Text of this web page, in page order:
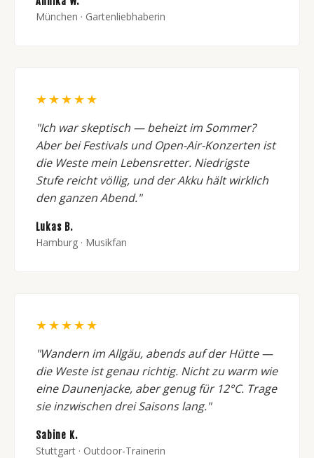
München · Gartenliebhaberin
★★★★★
"Ich war skeptisch — beheizt im Sommer?
Aber bei Festivals und Open-Air-Konzerten ist
die Weste mein Lebensretter. Niedrigste
Stufe reicht völlig, und der Akku hält wirklich
den ganzen Abend."
Lukas B.
Hamburg · Musikfan
★★★★★
"Wandern im Allgäu, abends auf der Hütte —
die Weste ist genau richtig. Nicht zu warm wie
eine Daunenjacke, aber genug für 12°C. Trage
sie inzwischen drei Saisons lang."
Sabine K.
Stuttgart · Outdoor-Trainerin